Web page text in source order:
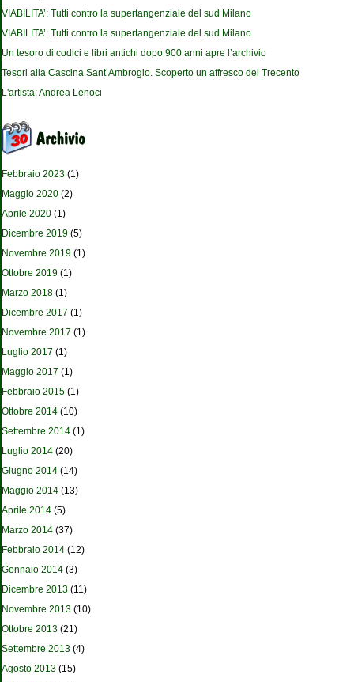
VIABILITA’: Tutti contro la supertangenziale del sud Milano
VIABILITA’: Tutti contro la supertangenziale del sud Milano
Un tesoro di codici e libri antichi dopo 900 anni apre l’archivio
Tesori alla Cascina Sant’Ambrogio. Scoperto un affresco del Trecento
L'artista: Andrea Lenoci
Febbraio 2023 (1)
Maggio 2020 (2)
Aprile 2020 (1)
Dicembre 2019 (5)
Novembre 2019 (1)
Ottobre 2019 (1)
Marzo 2018 (1)
Dicembre 2017 (1)
Novembre 2017 (1)
Luglio 2017 (1)
Maggio 2017 (1)
Febbraio 2015 (1)
Ottobre 2014 (10)
Settembre 2014 (1)
Luglio 2014 (20)
Giugno 2014 (14)
Maggio 2014 (13)
Aprile 2014 (5)
Marzo 2014 (37)
Febbraio 2014 (12)
Gennaio 2014 (3)
Dicembre 2013 (11)
Novembre 2013 (10)
Ottobre 2013 (21)
Settembre 2013 (4)
Agosto 2013 (15)